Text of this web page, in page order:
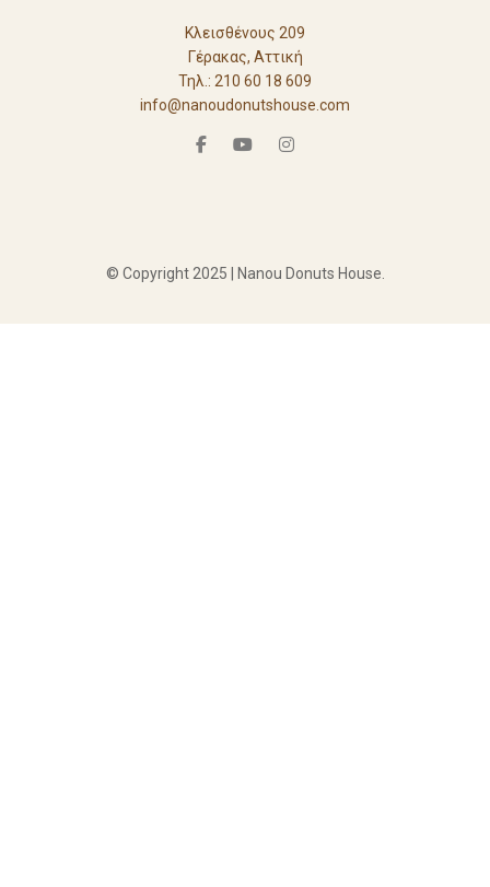
Κλεισθένους 209
Γέρακας, Αττική
Τηλ.: 210 60 18 609
info@nanoudonutshouse.com
© Copyright 2025 | Nanou Donuts House.